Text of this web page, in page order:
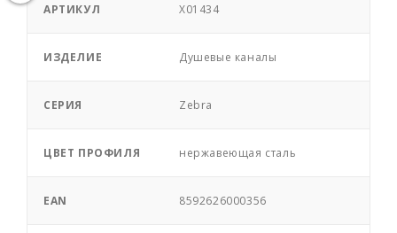
АРТИКУЛ X01434
ИЗДЕЛИЕ Душевые каналы
СЕРИЯ Zebra
ЦВЕТ ПРОФИЛЯ нержавеющая сталь
EAN 8592626000356